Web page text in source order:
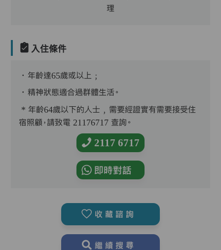
理
入住條件
．年齡達65歲或以上﹔
．精神狀態適合過群體生活。
* 年齡64歲以下的人士﹐需要經證實有需要接受住
宿照顧，請致電 21176717 查詢。
2117 6717
即時對話
收藏諮詢
繼續搜尋